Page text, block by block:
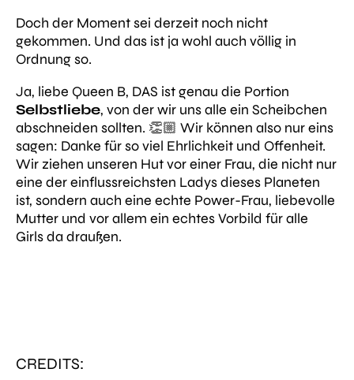
Doch der Moment sei derzeit noch nicht
gekommen. Und das ist ja wohl auch völlig in
Ordnung so.
Ja, liebe Queen B, DAS ist genau die Portion
Selbstliebe, von der wir uns alle ein Scheibchen
abschneiden sollten. 👏🏼 Wir können also nur eins
sagen: Danke für so viel Ehrlichkeit und Offenheit.
Wir ziehen unseren Hut vor einer Frau, die nicht nur
eine der einflussreichsten Ladys dieses Planeten
ist, sondern auch eine echte Power-Frau, liebevolle
Mutter und vor allem ein echtes Vorbild für alle
Girls da draußen.
CREDITS: